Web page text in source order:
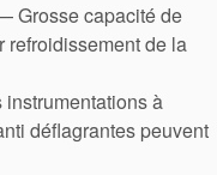
Grosse capacité de
refroidissement de la
à
déflagrantes peuvent